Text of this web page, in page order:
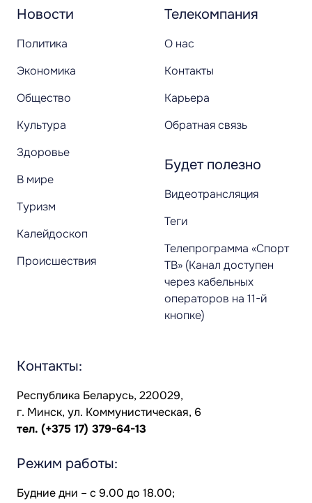
Новости
Политика
Экономика
Общество
Культура
Здоровье
В мире
Туризм
Калейдоскоп
Происшествия
Телекомпания
О нас
Контакты
Карьера
Обратная связь
Будет полезно
Видеотрансляция
Теги
Телепрограмма «Спорт
ТВ» (Канал доступен
через кабельных
операторов на 11-й
кнопке)
Контакты:
Республика Беларусь, 220029,
г. Минск, ул. Коммунистическая, 6
тел. (+375 17) 379-64-13
Режим работы:
Будние дни – с 9.00 до 18.00;